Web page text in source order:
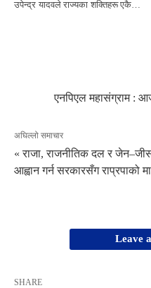
उपेन्द्र यादवले राज्यका शक्तिहरू एकै…
एनपिएल महासंग्राम :
अघिल्लो समाचार
« राजा, राजनीतिक दल र
आह्वान गर्न सरकारसँग राप्रपाको
Leave
SHARE